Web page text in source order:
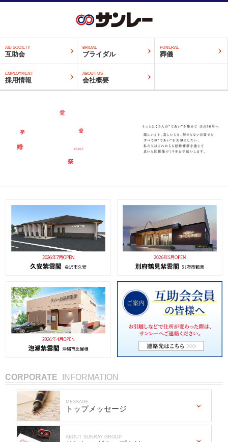
AID SOCIETY
互助会
BRIDAL
ブライダル
FUNERAL
葬儀
EMPLOYMENT
採用情報
ABOUT US
会社概要
CORPORATE INFORMATION
MESSAGE
トップメッセージ
ABOUT SUNRAY GROUP